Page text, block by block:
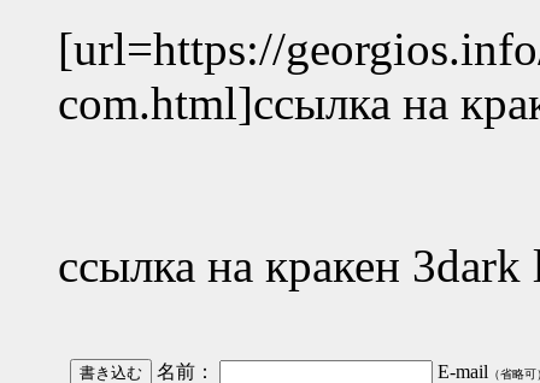
[url=https://
com.html]ссылка на
ссылка на кракен
名前： E-mail （省略可